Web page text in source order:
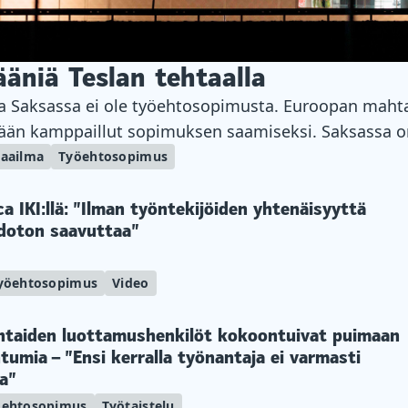
Teslan tehtaalla
Saksassa ei ole työehtosopimusta. Euroopan
kamppaillut sopimuksen saamiseksi. Saksassa
Se on Brandenburgin osavaltion
eteenpäin kulkee joka neljäs vuosi valittavan
Työehtosopimus
IKI:llä: ”Ilman työntekijöiden yhtenäisyyttä
saavuttaa”
Video
luottamushenkilöt kokoontuivat puimaan
– ”Ensi kerralla työnantaja ei varmasti